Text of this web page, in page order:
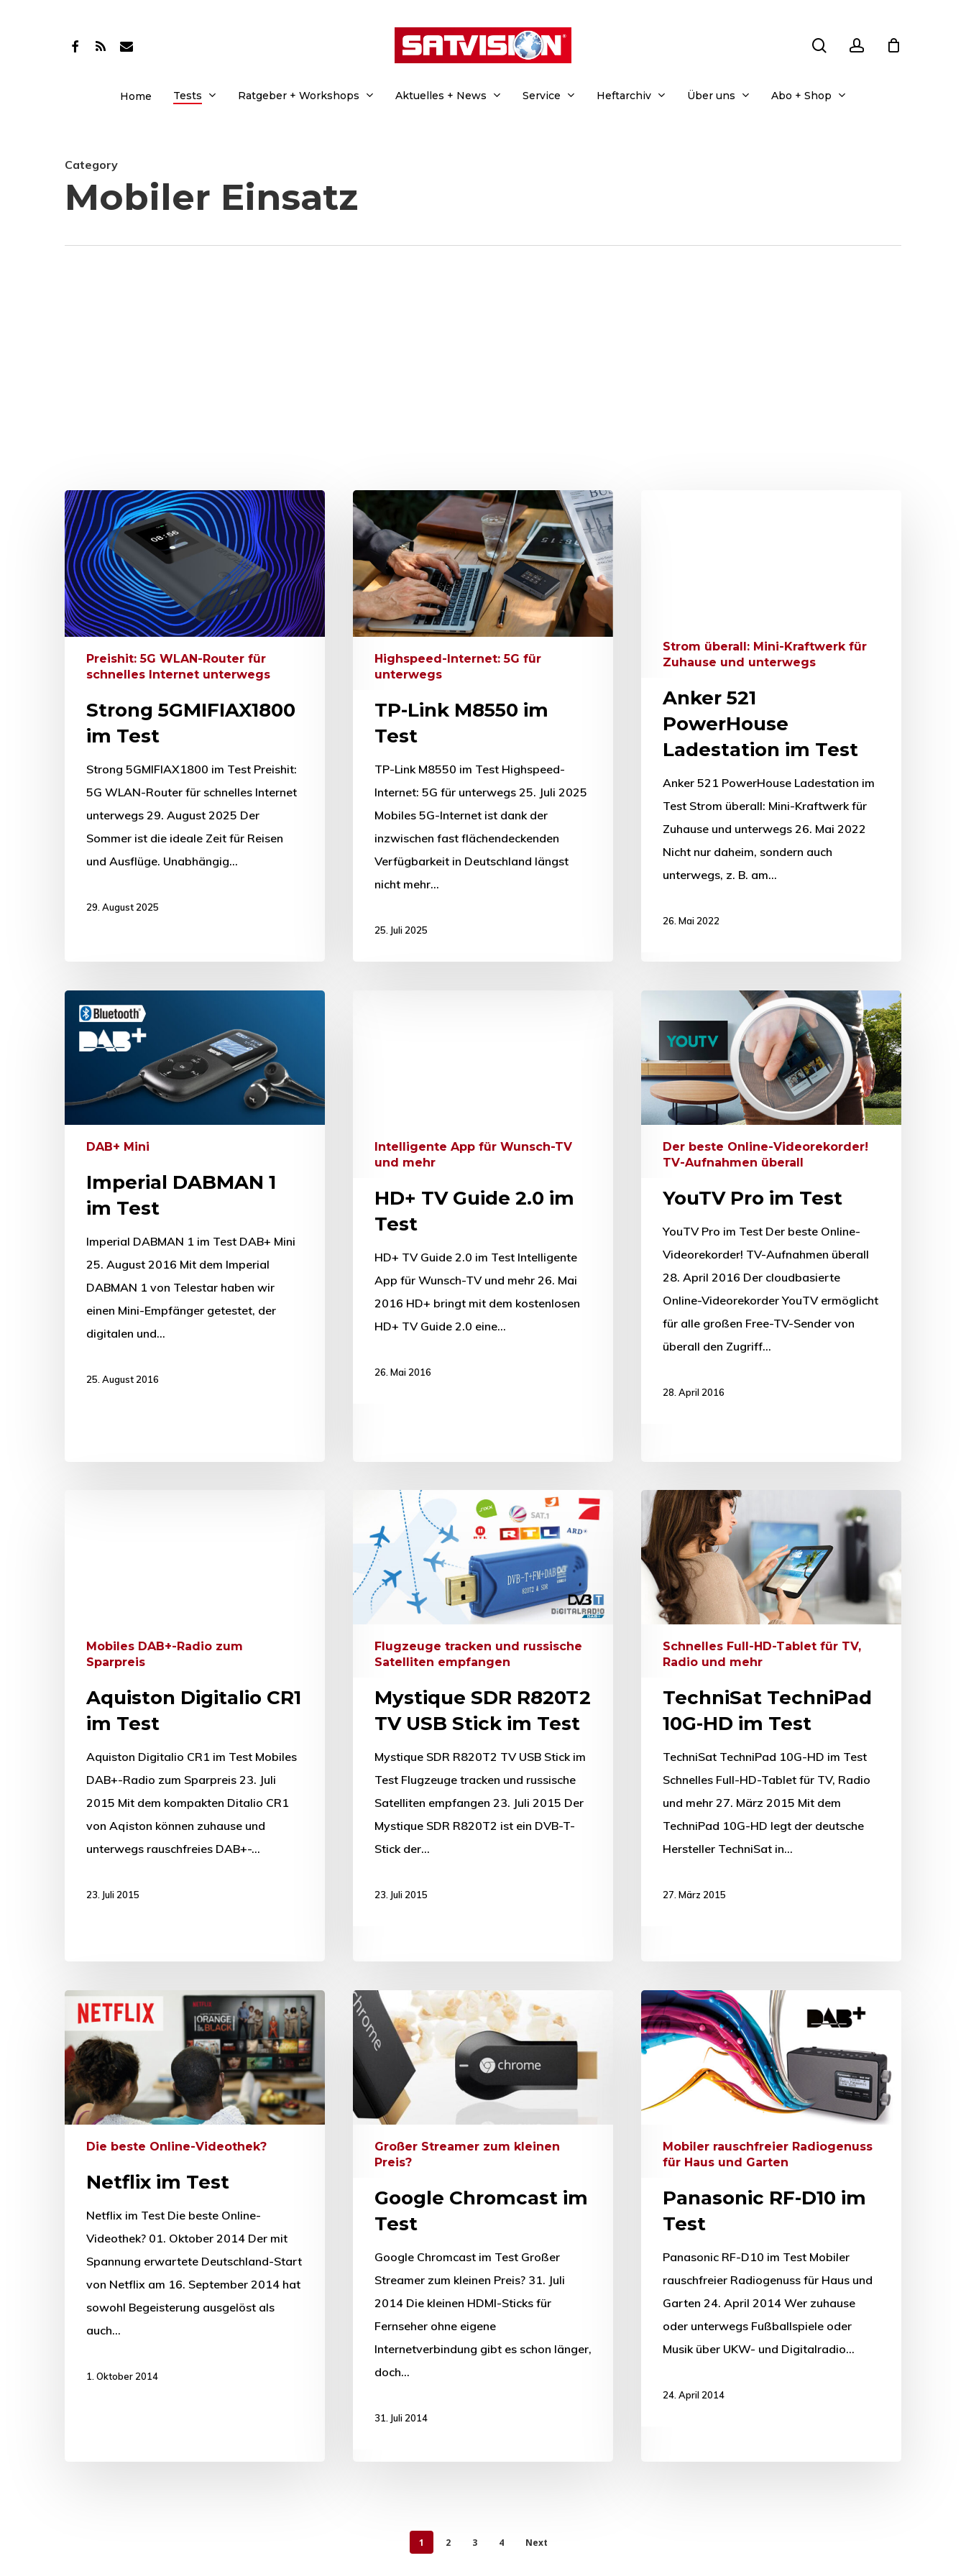
Drücken Sie Enter zum Suchen oder ESC zum Schließen.
facebook
RSS email
Home Tests Ratgeber + Workshops Aktuelles + News Service Heftarchiv Über uns Abo + Shop
Category
Mobiler Einsatz
Preishit: 5G WLAN-Router für
schnelles Internet unterwegs
Strong 5GMIFIAX1800
im Test
Strong 5GMIFIAX1800 im Test Preishit:
5G WLAN-Router für schnelles Internet
unterwegs 29. August 2025 Der
Sommer ist die ideale Zeit für Reisen
und Ausflüge. Unabhängig…
29. August 2025
Highspeed-Internet: 5G für
unterwegs
TP-Link M8550 im
Test
TP-Link M8550 im Test Highspeed-
Internet: 5G für unterwegs 25. Juli 2025
Mobiles 5G-Internet ist dank der
inzwischen fast flächendeckenden
Verfügbarkeit in Deutschland längst
nicht mehr…
25. Juli 2025
Strom überall: Mini-Kraftwerk für
Zuhause und unterwegs
Anker 521
PowerHouse
Ladestation im Test
Anker 521 PowerHouse Ladestation im
Test Strom überall: Mini-Kraftwerk für
Zuhause und unterwegs 26. Mai 2022
Nicht nur daheim, sondern auch
unterwegs, z. B. am…
26. Mai 2022
DAB+ Mini
Imperial DABMAN 1
im Test
Imperial DABMAN 1 im Test DAB+ Mini
25. August 2016 Mit dem Imperial
DABMAN 1 von Telestar haben wir
einen Mini-Empfänger getestet, der
digitalen und…
25. August 2016
Intelligente App für Wunsch-TV
und mehr
HD+ TV Guide 2.0 im
Test
HD+ TV Guide 2.0 im Test Intelligente
App für Wunsch-TV und mehr 26. Mai
2016 HD+ bringt mit dem kostenlosen
HD+ TV Guide 2.0 eine…
26. Mai 2016
Der beste Online-Videorekorder!
TV-Aufnahmen überall
YouTV Pro im Test
YouTV Pro im Test Der beste Online-
Videorekorder! TV-Aufnahmen überall
28. April 2016 Der cloudbasierte
Online-Videorekorder YouTV ermöglicht
für alle großen Free-TV-Sender von
überall den Zugriff…
28. April 2016
Mobiles DAB+-Radio zum
Sparpreis
Aquiston Digitalio CR1
im Test
Aquiston Digitalio CR1 im Test Mobiles
DAB+-Radio zum Sparpreis 23. Juli
2015 Mit dem kompakten Ditalio CR1
von Aqiston können zuhause und
unterwegs rauschfreies DAB+-…
23. Juli 2015
Flugzeuge tracken und russische
Satelliten empfangen
Mystique SDR R820T2
TV USB Stick im Test
Mystique SDR R820T2 TV USB Stick im
Test Flugzeuge tracken und russische
Satelliten empfangen 23. Juli 2015 Der
Mystique SDR R820T2 ist ein DVB-T-
Stick der…
23. Juli 2015
Schnelles Full-HD-Tablet für TV,
Radio und mehr
TechniSat TechniPad
10G-HD im Test
TechniSat TechniPad 10G-HD im Test
Schnelles Full-HD-Tablet für TV, Radio
und mehr 27. März 2015 Mit dem
TechniPad 10G-HD legt der deutsche
Hersteller TechniSat in…
27. März 2015
Die beste Online-Videothek?
Netflix im Test
Netflix im Test Die beste Online-
Videothek? 01. Oktober 2014 Der mit
Spannung erwartete Deutschland-Start
von Netflix am 16. September 2014 hat
sowohl Begeisterung ausgelöst als
auch…
1. Oktober 2014
Großer Streamer zum kleinen
Preis?
Google Chromcast im
Test
Google Chromcast im Test Großer
Streamer zum kleinen Preis? 31. Juli
2014 Die kleinen HDMI-Sticks für
Fernseher ohne eigene
Internetverbindung gibt es schon länger,
doch…
31. Juli 2014
Mobiler rauschfreier Radiogenuss
für Haus und Garten
Panasonic RF-D10 im
Test
Panasonic RF-D10 im Test Mobiler
rauschfreier Radiogenuss für Haus und
Garten 24. April 2014 Wer zuhause
oder unterwegs Fußballspiele oder
Musik über UKW- und Digitalradio…
24. April 2014
1 2 3 4 Next